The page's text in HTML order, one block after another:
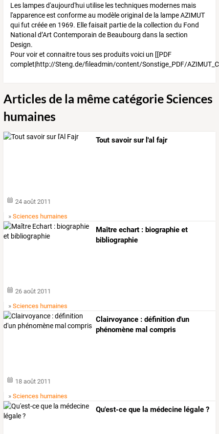
Les lampes d'aujourd'hui utilise les techniques modernes mais
l'apparence est conforme au modèle original de la lampe AZIMUT
qui fut créée en 1969. Elle faisait partie de la collection du Fond
National d’Art Contemporain de Beaubourg dans la section
Design.
Pour voir et connaitre tous ses produits voici un [[PDF
complet|http://Steng.de/fileadmin/content/Sonstige_PDF/
Articles de la même catégorie Sciences
humaines
Tout savoir sur l'al fajr
24 août 2011
»Sciences humaines
Maître echart : biographie et
bibliographie
26 août 2011
»Sciences humaines
Clairvoyance : définition d'un
phénomène mal compris
18 août 2011
»Sciences humaines
Qu'est-ce que la médecine légale ?